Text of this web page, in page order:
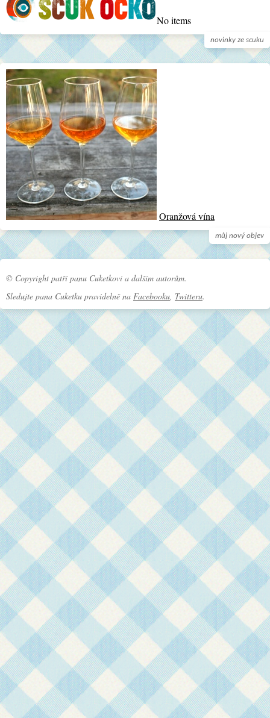
novinky ze scuku
No items
můj nový objev
Oranžová vína
© Copyright patří panu Cuketkovi a dalším autorům.
Sledujte pana Cuketku pravidelně na Facebooku, Twitteru.